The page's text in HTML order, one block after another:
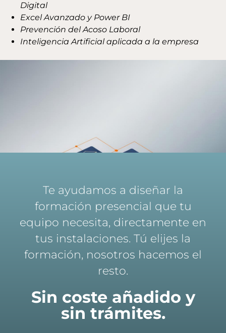
Digital
Excel Avanzado y Power BI
Prevención del Acoso Laboral
Inteligencia Artificial aplicada a la empresa
Te ayudamos a diseñar la
formación presencial que tu
equipo necesita, directamente en
tus instalaciones. Tú elijes la
formación, nosotros hacemos el
resto.
Sin coste añadido y
sin trámites.